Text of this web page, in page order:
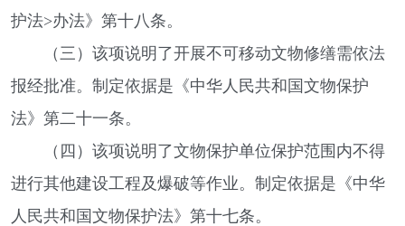
护法>办法》第十八条。
（三）该项说明了开展不可移动文物修缮需依法
报经批准。制定依据是《中华人民共和国文物保护
法》第二十一条。
（四）该项说明了文物保护单位保护范围内不得
进行其他建设工程及爆破等作业。制定依据是《中华
人民共和国文物保护法》第十七条。